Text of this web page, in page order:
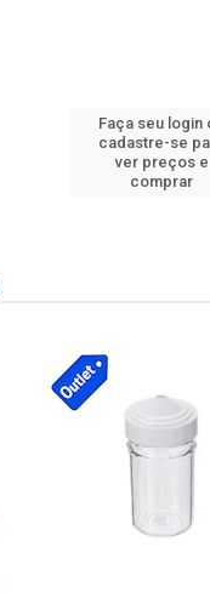
Faça seu login
cadastre-se
ver preços e
comprar